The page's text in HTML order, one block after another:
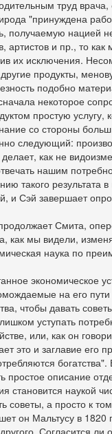
труд
"принуждена
нацией
артистов и пр., то
их исключения.
продукты,
подобно
некоторое
простую
со стороны
следующий:
как не
нашим
такого
и Сэй завершает
Смита,
как мы видели,
наука по
экономическое
на его
чтобы давать
уступать
или, как он
это и заглавие его
простое описание
становится наукой
советы, а просто к
он Мальтусу в
Согласится